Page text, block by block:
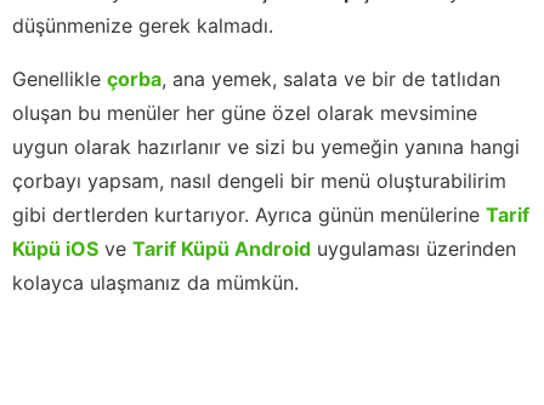
düşünmenize gerek kalmadı.
Genellikle çorba, ana yemek, salata ve bir de tatlıdan
oluşan bu menüler her güne özel olarak mevsimine
uygun olarak hazırlanır ve sizi bu yemeğin yanına hangi
çorbayı yapsam, nasıl dengeli bir menü oluşturabilirim
gibi dertlerden kurtarıyor. Ayrıca günün menülerine Tarif
Küpü iOS ve Tarif Küpü Android uygulaması üzerinden
kolayca ulaşmanız da mümkün.